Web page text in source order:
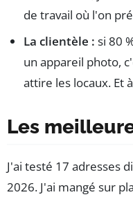
de travail où l'on
La clientèle : si 80
un appareil photo,
attire les locaux. Et
Les
J'ai testé 17 adresses
2026. J'ai mangé sur